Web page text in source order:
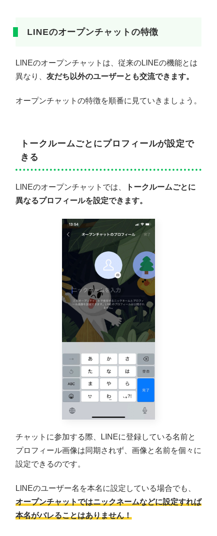
LINEのオープンチャットの特徴
LINEのオープンチャットは、従来のLINEの機能とは
異なり、 友だち以外のユーザーとも交流できます。
オープンチャットの特徴を順番に見ていきましょう。
トークルームごとにプロフィールが設定で
きる
LINEのオープンチャットでは、
トークルームごとに
異なるプロフィールを設定できます。
チャットに参加する際、LINEに登録している名前と
プロフィール画像は同期されず、画像と名前を個々に
設定できるのです。
LINEのユーザー名を本名に設定している場合でも、
オープンチャットではニックネームなどに設定すれば
本名がバレることはありません！